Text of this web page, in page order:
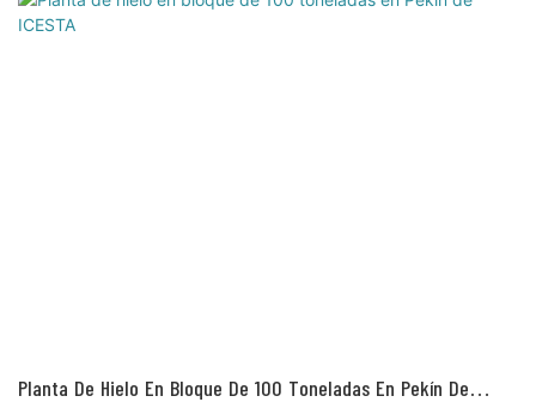
paralelo. Soluciona el problema de la conservación de vegetales
Planta De Hielo En Bloque De 100 Toneladas En Pekín De